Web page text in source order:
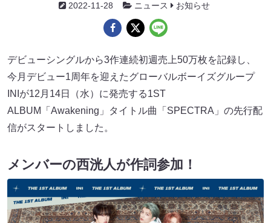
2022-11-28 ニュース お知らせ
デビューシングルから3作連続初週売上50万枚を記録し、
今月デビュー1周年を迎えたグローバルボーイズグループ
INIが12月14日（水）に発売する1ST
ALBUM「Awakening」タイトル曲「SPECTRA」の先行配
信がスタートしました。
メンバーの西洸人が作詞参加！